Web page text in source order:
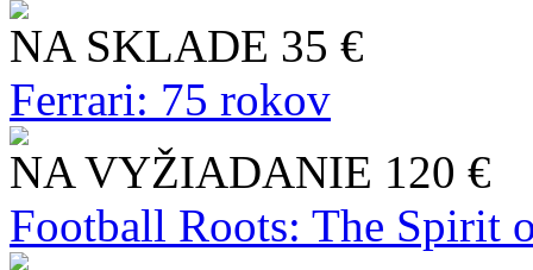
NA SKLADE 35 €
Ferrari: 75 rokov
NA VYŽIADANIE 120 €
Football Roots: The Spirit